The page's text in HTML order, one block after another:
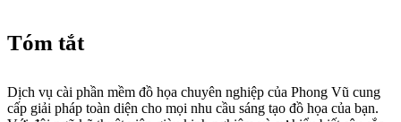
Tóm tắt
Dịch vụ cài phần mềm đồ họa chuyên nghiệp của Phong Vũ cung
cấp giải pháp toàn diện cho mọi nhu cầu sáng tạo đồ họa của bạn.